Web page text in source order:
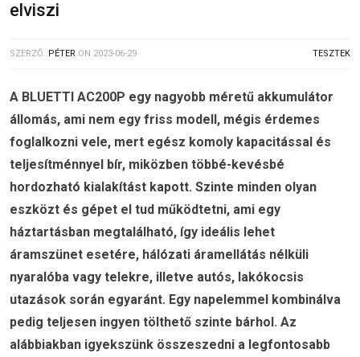
elviszi
SZERZŐ: PÉTER ON 2023-06-29 TESZTEK
A BLUETTI AC200P egy nagyobb méretű akkumulátor
állomás, ami nem egy friss modell, mégis érdemes
foglalkozni vele, mert egész komoly kapacitással és
teljesítménnyel bír, miközben többé-kevésbé
hordozható kialakítást kapott. Szinte minden olyan
eszközt és gépet el tud működtetni, ami egy
háztartásban megtalálható, így ideális lehet
áramszünet esetére, hálózati áramellátás nélküli
nyaralóba vagy telekre, illetve autós, lakókocsis
utazások során egyaránt. Egy napelemmel kombinálva
pedig teljesen ingyen tölthető szinte bárhol. Az
alábbiakban igyekszünk összeszedni a legfontosabb